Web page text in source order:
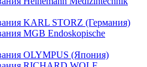
KARL STORZ (Германия)
MGB Endoskopische
OLYMPUS (Япония)